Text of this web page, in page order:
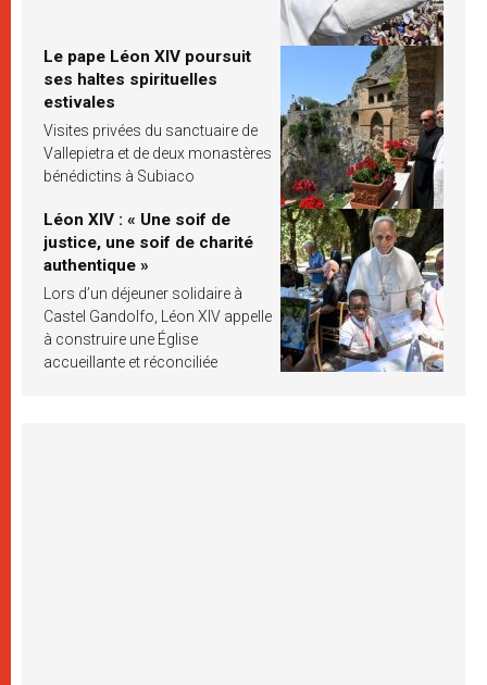
Le pape Léon XIV poursuit
ses haltes spirituelles
estivales
Visites privées du sanctuaire de
Vallepietra et de deux monastères
bénédictins à Subiaco
Léon XIV : « Une soif de
justice, une soif de charité
authentique »
Lors d’un déjeuner solidaire à
Castel Gandolfo, Léon XIV appelle
à construire une Église
accueillante et réconciliée